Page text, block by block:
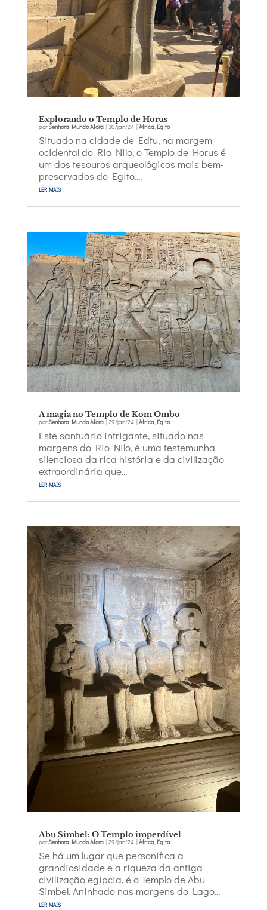
Explorando o Templo de Horus
porSenhora Mundo Afora| 30/jan/24| África, Egito
Situado na cidade de Edfu, na margem
ocidental do Rio Nilo, o Templo de Horus é
um dos tesouros arqueológicos mais bem-
preservados do Egito....
ler mais
A magia no Templo de Kom Ombo
porSenhora Mundo Afora| 29/jan/24| África, Egito
Este santuário intrigante, situado nas
margens do Rio Nilo, é uma testemunha
silenciosa da rica história e da civilização
extraordinária que...
ler mais
Abu Simbel: O Templo imperdível
porSenhora Mundo Afora| 29/jan/24| África, Egito
Se há um lugar que personifica a
grandiosidade e a riqueza da antiga
civilização egípcia, é o Templo de Abu
Simbel. Aninhado nas margens do Lago...
ler mais